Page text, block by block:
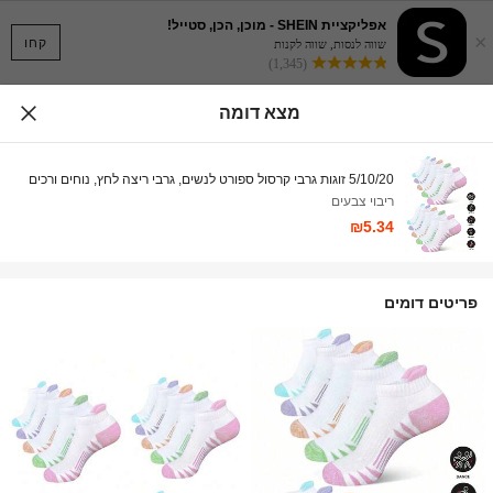
קחו ×
אפליקציית SHEIN - מוכן, הכן, סטייל!
שווה לנסות, שווה לקנות
(1,345)
מצא דומה
5/10/20 זוגות גרבי קרסול ספורט לנשים, גרבי ריצה לחץ, נוחים ורכים
ריבוי צבעים
₪5.34
פריטים דומים